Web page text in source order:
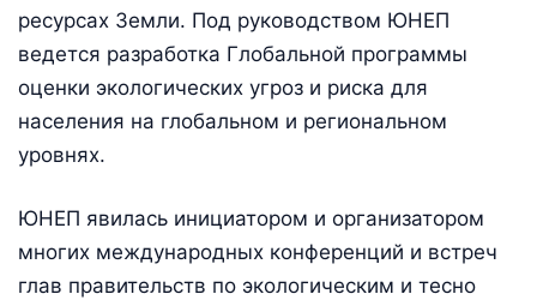
ресурсах Земли. Под руководством ЮНЕП
ведется разработка Глобальной программы
оценки экологических угроз и риска для
населения на глобальном и региональном
уровнях.
ЮНЕП явилась инициатором и организатором
многих международных конференций и встреч
глав правительств по экологическим и тесно